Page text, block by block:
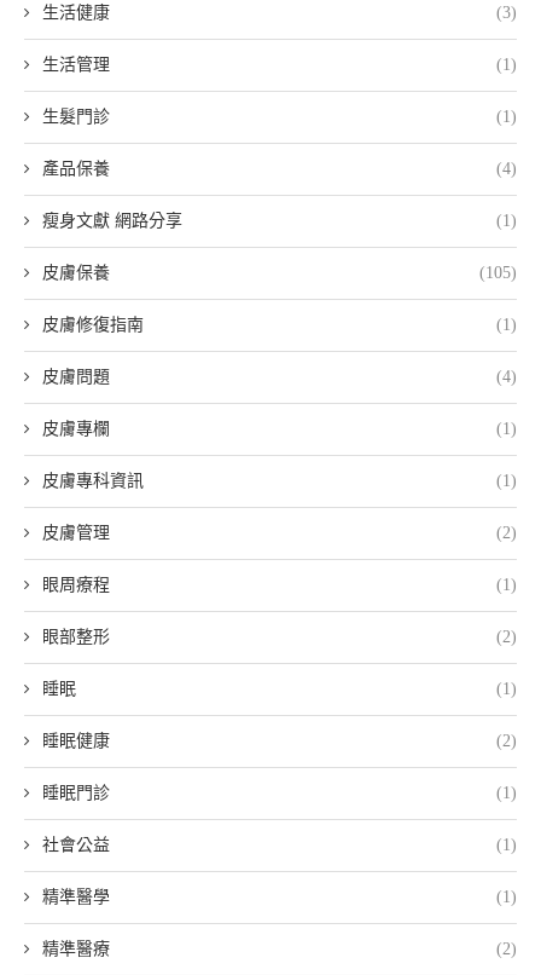
生活健康 (3)
生活管理 (1)
生髮門診 (1)
產品保養 (4)
瘦身文獻 網路分享 (1)
皮膚保養 (105)
皮膚修復指南 (1)
皮膚問題 (4)
皮膚專欄 (1)
皮膚專科資訊 (1)
皮膚管理 (2)
眼周療程 (1)
眼部整形 (2)
睡眠 (1)
睡眠健康 (2)
睡眠門診 (1)
社會公益 (1)
精準醫學 (1)
精準醫療 (2)